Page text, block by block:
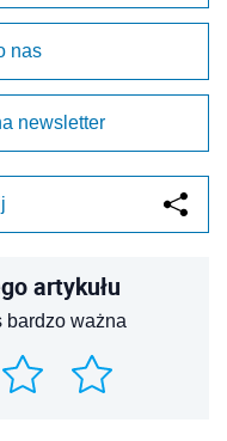
nas
newsletter
artykułu
bardzo ważna